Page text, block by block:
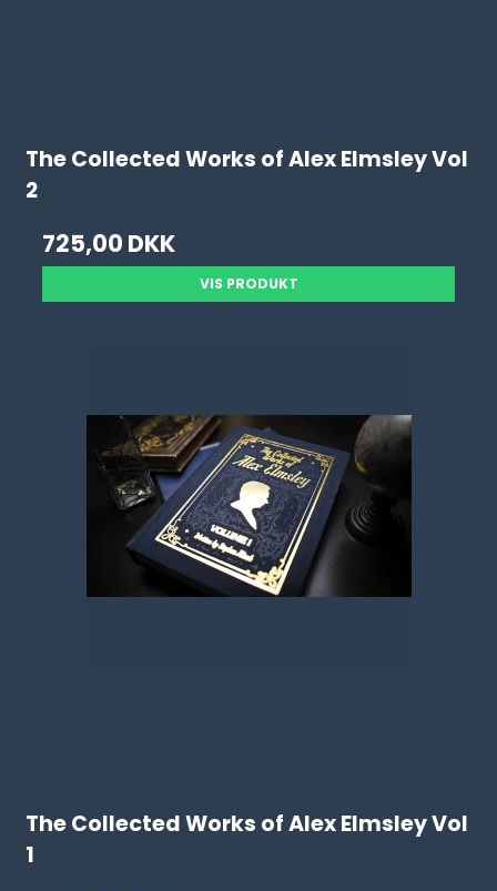
The Collected Works of Alex Elmsley Vol
2
725,00 DKK
VIS PRODUKT
The Collected Works of Alex Elmsley Vol
1